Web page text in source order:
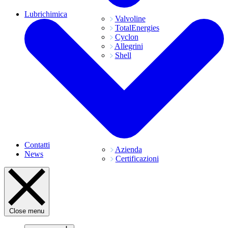
Valvoline
TotalEnergies
Cyclon
Allegrini
Shell
Lubrichimica
Azienda
Certificazioni
Contatti
News
Close menu